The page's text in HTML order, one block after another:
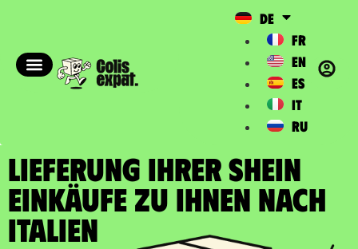
DE
FR
EN
ES
IT
RU
LIEFERUNG IHRER SHEIN
EINKÄUFE zu Ihnen nach
Italien